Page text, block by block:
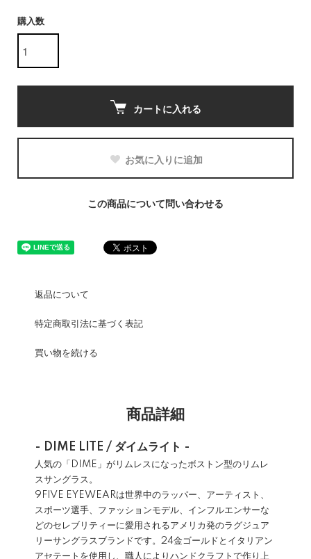
購入数
カートに入れる
お気に入りに追加
この商品について問い合わせる
返品について
特定商取引法に基づく表記
買い物を続ける
商品詳細
- DIME LITE / ダイムライト -
人気の「DIME」がリムレスになったボストン型のリムレ
スサングラス。
9FIVE EYEWEARは世界中のラッパー、アーティスト、
スポーツ選手、ファッションモデル、インフルエンサーな
どのセレブリティーに愛用されるアメリカ発のラグジュア
リーサングラスブランドです。24金ゴールドとイタリアン
アセテートを使用し、職人によりハンドクラフトで作り上